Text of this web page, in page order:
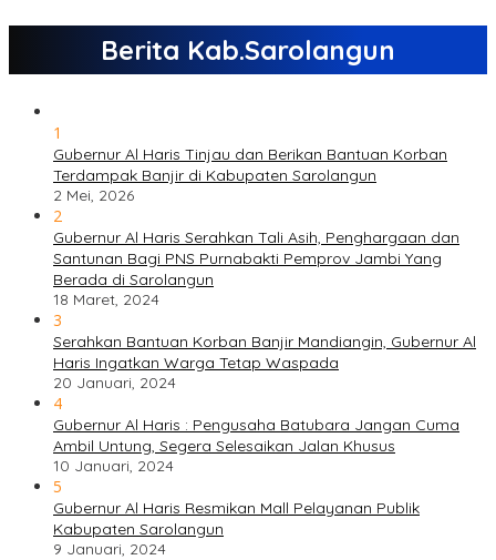
Berita Kab.Sarolangun
1
Gubernur Al Haris Tinjau dan Berikan Bantuan Korban
Terdampak Banjir di Kabupaten Sarolangun
2 Mei, 2026
2
Gubernur Al Haris Serahkan Tali Asih, Penghargaan dan
Santunan Bagi PNS Purnabakti Pemprov Jambi Yang
Berada di Sarolangun
18 Maret, 2024
3
Serahkan Bantuan Korban Banjir Mandiangin, Gubernur Al
Haris Ingatkan Warga Tetap Waspada
20 Januari, 2024
4
Gubernur Al Haris : Pengusaha Batubara Jangan Cuma
Ambil Untung, Segera Selesaikan Jalan Khusus
10 Januari, 2024
5
Gubernur Al Haris Resmikan Mall Pelayanan Publik
Kabupaten Sarolangun
9 Januari, 2024